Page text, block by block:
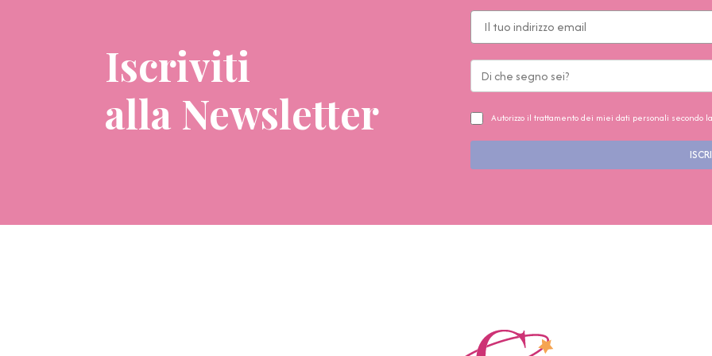
Iscriviti
alla Newsletter
Autorizzo il trattamento dei miei dati personali secondo la